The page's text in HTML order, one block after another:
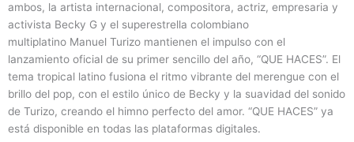
ambos, la artista internacional, compositora, actriz, empresaria y
activista Becky G y el superestrella colombiano
multiplatino Manuel Turizo mantienen el impulso con el
lanzamiento oficial de su primer sencillo del año, “QUE HACES”. El
tema tropical latino fusiona el ritmo vibrante del merengue con el
brillo del pop, con el estilo único de Becky y la suavidad del sonido
de Turizo, creando el himno perfecto del amor. “QUE HACES” ya
está disponible en todas las plataformas digitales.